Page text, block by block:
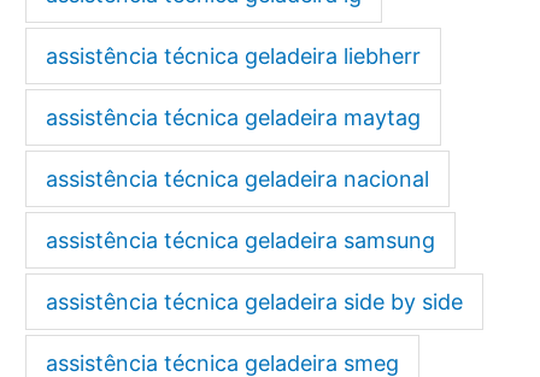
assistência técnica geladeira liebherr
assistência técnica geladeira maytag
assistência técnica geladeira nacional
assistência técnica geladeira samsung
assistência técnica geladeira side by side
assistência técnica geladeira smeg